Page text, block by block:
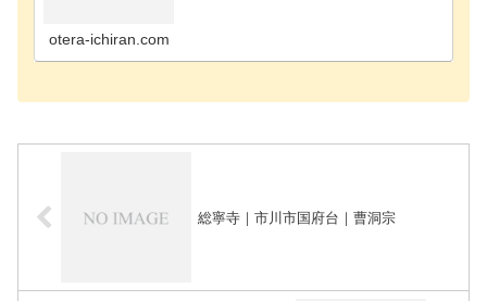
otera-ichiran.com
総寧寺｜市川市国府台｜曹洞宗